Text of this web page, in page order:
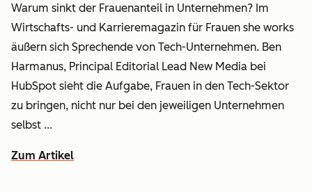
Warum sinkt der Frauenanteil in Unternehmen? Im
Wirtschafts- und Karrieremagazin für Frauen she works
äußern sich Sprechende von Tech-Unternehmen. Ben
Harmanus, Principal Editorial Lead New Media bei
HubSpot sieht die Aufgabe, Frauen in den Tech-Sektor
zu bringen, nicht nur bei den jeweiligen Unternehmen
selbst ...
Zum Artikel